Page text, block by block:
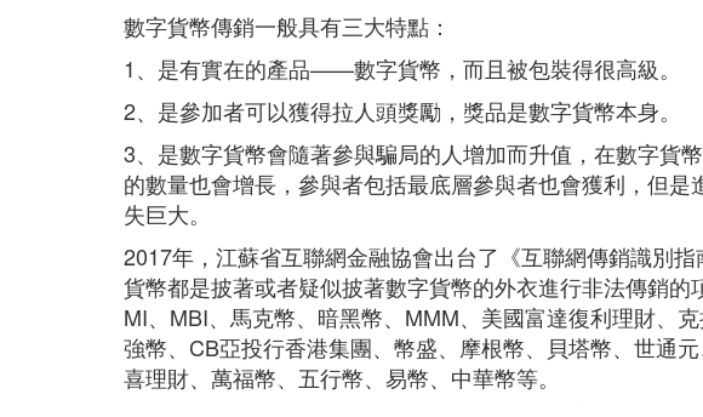
數字貨幣傳銷一般具有三大特點：
1、是有實在的產品——數字貨幣，而且被包裝得很高級。
2、是參加者可以獲得拉人頭獎勵，獎品是數字貨幣本身。
3、是數字貨幣會隨著參與騙局的人增加而升值，在數字貨
的數量也會增長，參與者包括最底層參與者也會獲利，但
失巨大。
2017年，江蘇省互聯網金融協會出台了《互聯網傳銷識別
貨幣都是披著或者疑似披著數字貨幣的外衣進行非法傳銷
MI、MBI、馬克幣、暗黑幣、MMM、美國富達復利理財、
強幣、CB亞投行香港集團、幣盛、摩根幣、貝塔幣、世通
喜理財、萬福幣、五行幣、易幣、中華幣等。